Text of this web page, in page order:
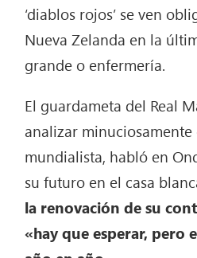
‘diablos rojos’ se ven
Nueva Zelanda en la
grande o enfermería.
El guardameta del Real
analizar
mundialista, habló en
su futuro en el casa
la renovación de su
«hay que esperar, pero